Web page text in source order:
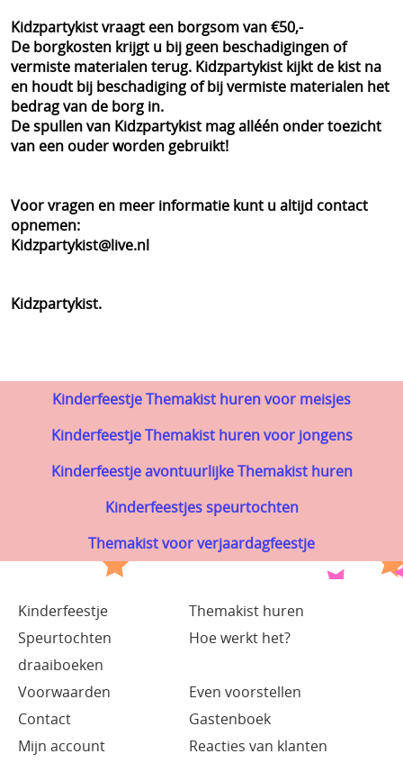
Kinderfeestje Themakist huren voor meisjes
Kinderfeestje Themakist huren voor jongens
Kinderfeestje avontuurlijke Themakist huren
Kinderfeestjes speurtochten
Themakist voor verjaardagfeestje
Kidzpartykist vraagt een borgsom van €50,-
De borgkosten krijgt u bij geen beschadigingen of
vermiste materialen terug. Kidzpartykist kijkt de kist na
en houdt bij beschadiging of bij vermiste materialen het
bedrag van de borg in.
De spullen van Kidzpartykist mag alléén onder toezicht
van een ouder worden gebruikt!
Voor vragen en meer informatie kunt u altijd contact
opnemen:
Kidzpartykist@live.nl
Kidzpartykist.
Kinderfeestje
Themakist huren
Speurtochten
draaiboeken
Hoe werkt het?
Voorwaarden
Even voorstellen
Contact
Gastenboek
Mijn account
Reacties van klanten